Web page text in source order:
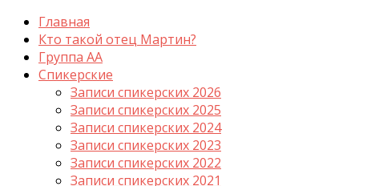
Главная
Кто такой отец Мартин?
Группа АА
Спикерские
Записи спикерских 2026
Записи спикерских 2025
Записи спикерских 2024
Записи спикерских 2023
Записи спикерских 2022
Записи спикерских 2021